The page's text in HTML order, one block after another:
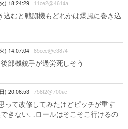
) 18:24:29 11ce2@461da
込むと戦闘機もどれかは爆風に巻き込
) 14:07:04 85cce@e3874
部機銃手が過労死しそう
) 20:06:53 758f2@700ae
って改修してみたけどピッチが重す
きない…ロールはそこそこ行けるの